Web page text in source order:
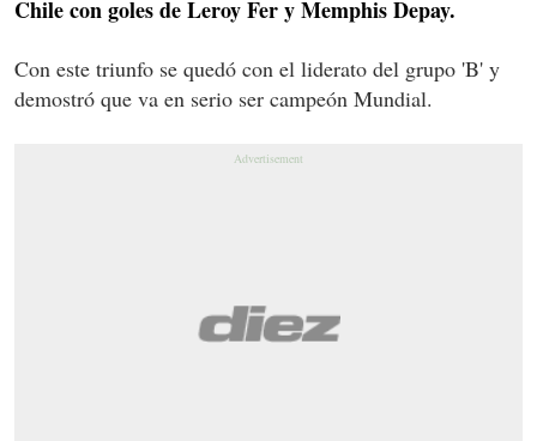
Chile con goles de Leroy Fer y Memphis Depay.
Con este triunfo se quedó con el liderato del grupo 'B' y
demostró que va en serio ser campeón Mundial.